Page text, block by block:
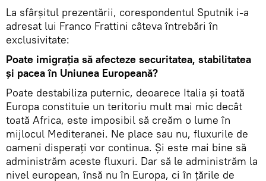
La sfârșitul prezentării, corespondentul Sputnik i-a
adresat lui Franco Frattini câteva întrebări în
exclusivitate:
Poate imigrația să afecteze securitatea, stabilitatea
și pacea în Uniunea Europeană?
Poate destabiliza puternic, deoarece Italia și toată
Europa constituie un teritoriu mult mai mic decât
toată Africa, este imposibil să creăm o lume în
mijlocul Mediteranei. Ne place sau nu, fluxurile de
oameni disperați vor continua. Și este mai bine să
administrăm aceste fluxuri. Dar să le administrăm la
nivel european, însă nu în Europa, ci în țările de